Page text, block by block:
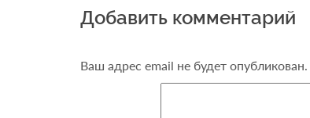
Добавить комментарий
Ваш адрес email не будет опубликован.